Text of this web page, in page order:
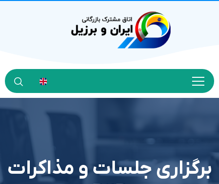
برگزاري جلسات و مذاکرات